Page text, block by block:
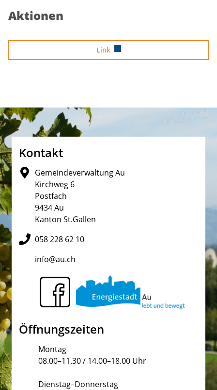
Aktionen
Link
Fusszeile
Kontakt
Gemeindeverwaltung Au
Kirchweg 6
Postfach
9434 Au
Kanton St.Gallen
058 228 62 10
info@au.ch
Öffnungszeiten
Montag
08.00–11.30 / 14.00–18.00 Uhr
Dienstag–Donnerstag